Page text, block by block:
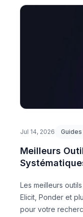
Jul 14, 2026
Meilleurs
Les meilleurs
Elicit, Ponder et
pour votre